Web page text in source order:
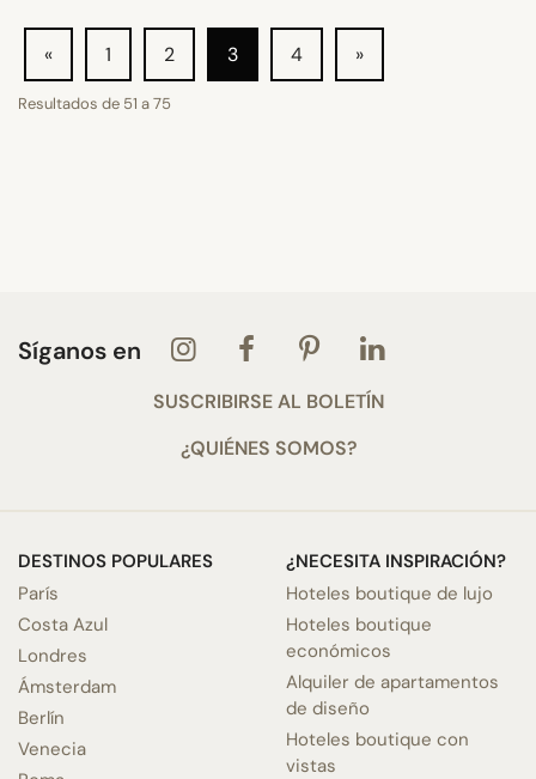
« 1 2 3 4 »
Resultados de 51 a75
Síganos en
SUSCRIBIRSE AL BOLETÍN
¿QUIÉNES SOMOS?
DESTINOS POPULARES
París
Costa Azul
Londres
Ámsterdam
Berlín
Venecia
¿NECESITA INSPIRACIÓN?
Hoteles boutique de lujo
Hoteles boutique
económicos
Alquiler de apartamentos
de diseño
Hoteles boutique con
vistas